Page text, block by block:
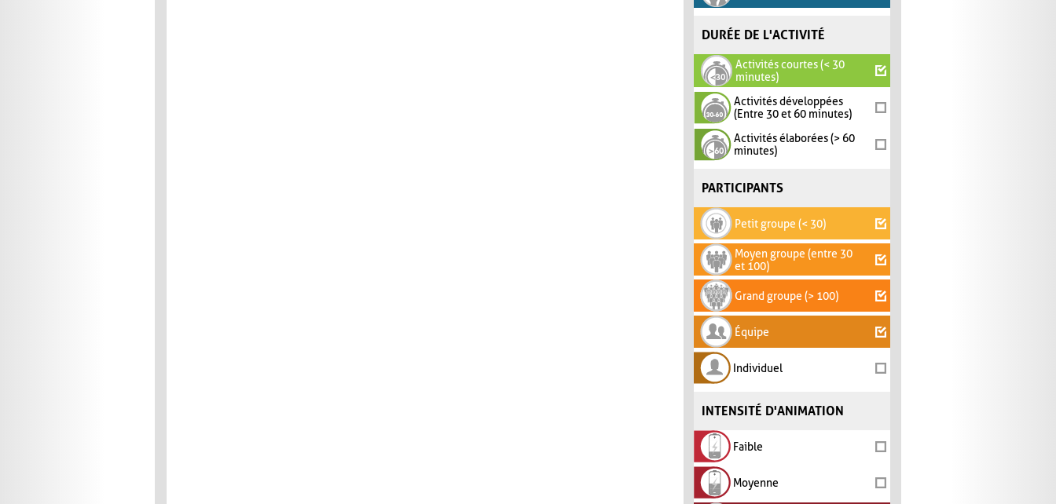
DURÉE DE L'ACTIVITÉ
Activités courtes (< 30
minutes)
Activités développées
(Entre 30 et 60 minutes)
Activités élaborées (> 60
minutes)
PARTICIPANTS
Petit groupe (< 30)
Moyen groupe (entre 30
et 100)
Grand groupe (> 100)
Équipe
Individuel
INTENSITÉ D'ANIMATION
Faible
Moyenne